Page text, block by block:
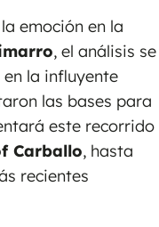
emoción en la
, el análisis se
la influyente
las bases para
este recorrido
Carballo, hasta
recientes